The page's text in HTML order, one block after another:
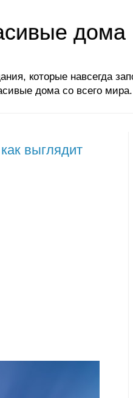
дома
которые навсегда
дома со всего мира.
выглядит